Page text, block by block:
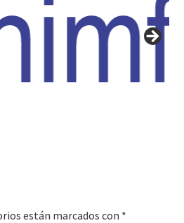
están marcados con *